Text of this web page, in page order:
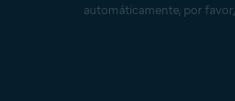
automáticamente, por favor,